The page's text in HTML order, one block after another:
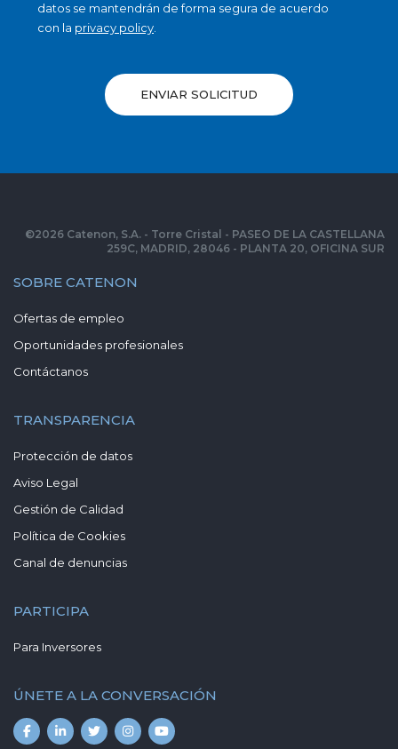
datos se mantendrán de forma segura de acuerdo
con la privacy policy
ENVIAR SOLICITUD
SOBRE CATENON
Ofertas de empleo
Oportunidades profesionales
Contáctanos
TRANSPARENCIA
Protección de datos
Aviso Legal
Gestión de Calidad
Política de Cookies
Canal de denuncias
PARTICIPA
Para Inversores
ÚNETE A LA CONVERSACIÓN
©2026 Catenon, S.A. - Torre Cristal - PASEO DE LA CASTELLANA
259C, MADRID, 28046 - PLANTA 20, OFICINA SUR